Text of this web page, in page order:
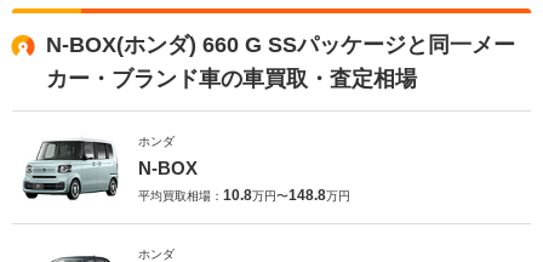
N-BOX(ホンダ) 660 G SSパッケージと同一メー
カー・ブランド車の車買取・査定相場
ホンダ
N-BOX
平均買取相場： 10.8万円〜148.8万円
ホンダ